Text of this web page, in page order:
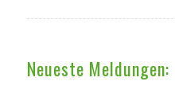
Neueste Meldungen: